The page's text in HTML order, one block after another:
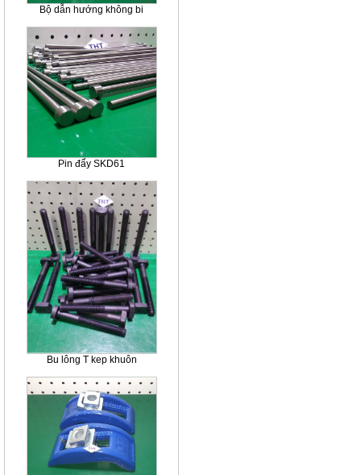
Bộ dẫn hướng không bi
Pin đẩy SKD61
Bu lông T kep khuôn